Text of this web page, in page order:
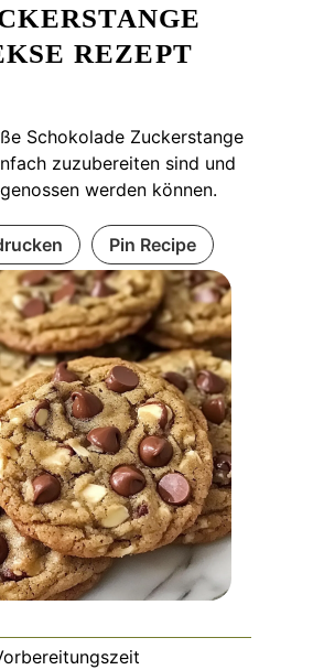
K
REZEPT
Schokolade Zuckerstange
zuzubereiten sind und
werden können.
Pin Recipe